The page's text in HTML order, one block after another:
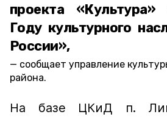
проекта
Году культурного
России»,
сообщает управление
района.
На базе ЦКиД п.